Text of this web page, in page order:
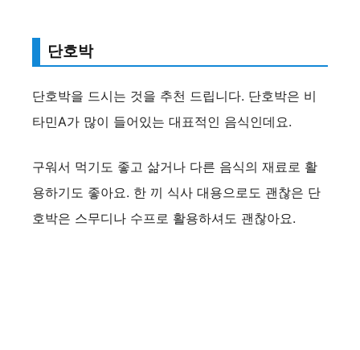
단호박
단호박을 드시는 것을 추천 드립니다. 단호박은 비
타민A가 많이 들어있는 대표적인 음식인데요.
구워서 먹기도 좋고 삶거나 다른 음식의 재료로 활
용하기도 좋아요. 한 끼 식사 대용으로도 괜찮은 단
호박은 스무디나 수프로 활용하셔도 괜찮아요.